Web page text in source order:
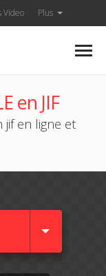
Video Plus
en JIF
jif en ligne et